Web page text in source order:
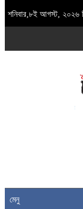
শনিবার,৮ই আগস্ট, ২০২৬
মেনু